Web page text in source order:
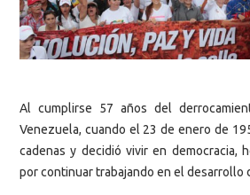
Al cumplirse 57 años del
Venezuela, cuando el 23 de enero de
cadenas y decidió vivir en democracia,
por continuar trabajando en el desarrollo